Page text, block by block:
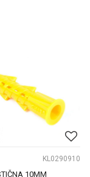
KL0290910
10MM